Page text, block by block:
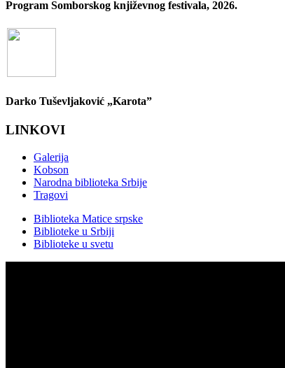
Program Somborskog književnog festivala, 2026.
Darko Tuševljaković „Karota”
LINKOVI
Galerija
Kobson
Narodna biblioteka Srbije
Tragovi
Biblioteka Matice srpske
Biblioteke u Srbiji
Biblioteke u svetu